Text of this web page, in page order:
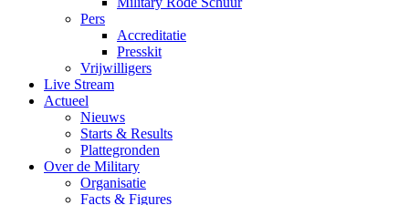
Pers
Accreditatie
Presskit
Vrijwilligers
Live Stream
Actueel
Nieuws
Starts & Results
Plattegronden
Over de Military
Organisatie
Facts & Figures